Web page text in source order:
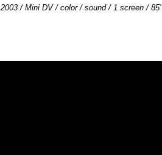
2003 / Mini DV / color / sound / 1 screen /